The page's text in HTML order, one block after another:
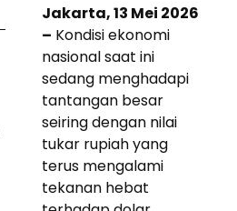
Jakarta, 13 Mei 2026
– Kondisi ekonomi
nasional saat ini
sedang menghadapi
tantangan besar
seiring dengan nilai
tukar rupiah yang
terus mengalami
tekanan hebat